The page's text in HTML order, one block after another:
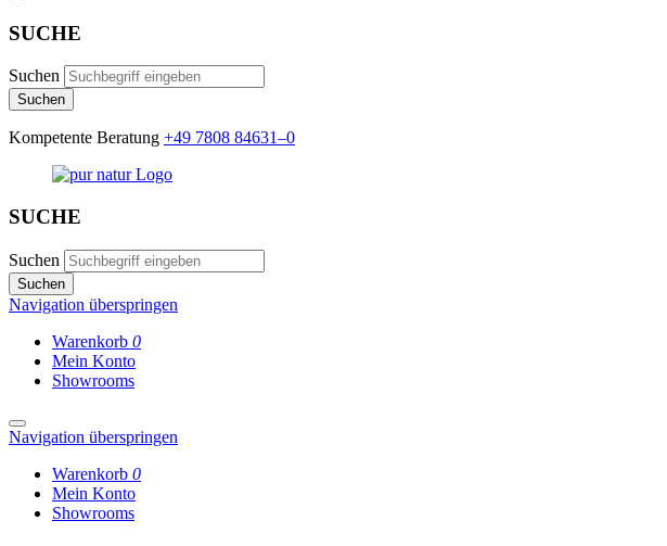
SUCHE
Suchen
Suchen
Kompetente Beratung +49 7808 84631–0
SUCHE
Suchen
Suchen
Navigation überspringen
Warenkorb 0
Mein Konto
Showrooms
Navigation überspringen
Warenkorb 0
Mein Konto
Showrooms